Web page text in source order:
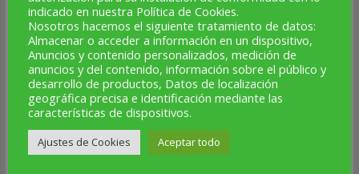
NUEVO CANAL DE WHATSAPP
indicado en nuestra Política de Cookies.
Nosotros hacemos el siguiente tratamiento de datos:
Almacenar o acceder a información en un dispositivo,
Anuncios y contenido personalizados, medición de
anuncios y del contenido, información sobre el público y
desarrollo de productos, Datos de localización
geográfica precisa e identificación mediante las
características de dispositivos.
Ajustes de Cookies Aceptar todo